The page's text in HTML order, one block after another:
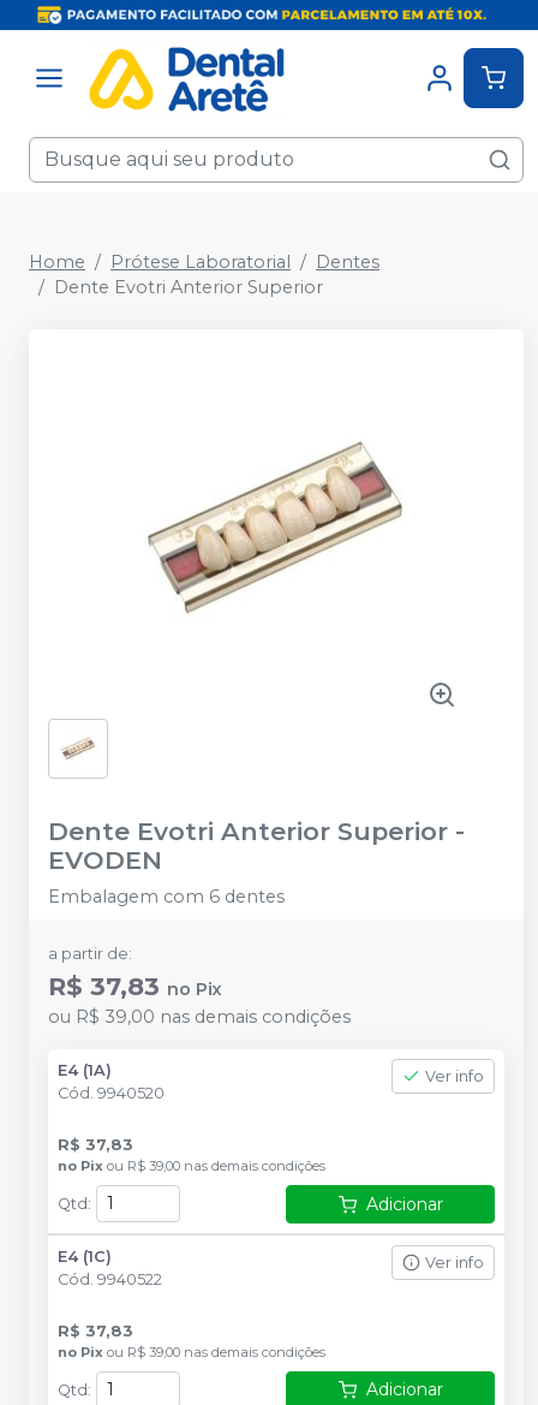
Home Prótese Laboratorial
Dentes
Dente Evotri Anterior Superior
Dente Evotri Anterior Superior -
EVODEN
Embalagem com 6 dentes
a partir de:
R$ 37,83 no Pix
ou R$ 39,00 nas demais condições
E4 (1A)
Cód. 9940520
Ver info
R$ 37,83
no Pix ou R$ 39,00 nas demais condições
Qtd : Adicionar
E4 (1C)
Cód. 9940522
Ver info
R$ 37,83
no Pix ou R$ 39,00 nas demais condições
Qtd: Adicionar